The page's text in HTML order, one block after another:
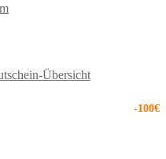
Übersicht
-100€